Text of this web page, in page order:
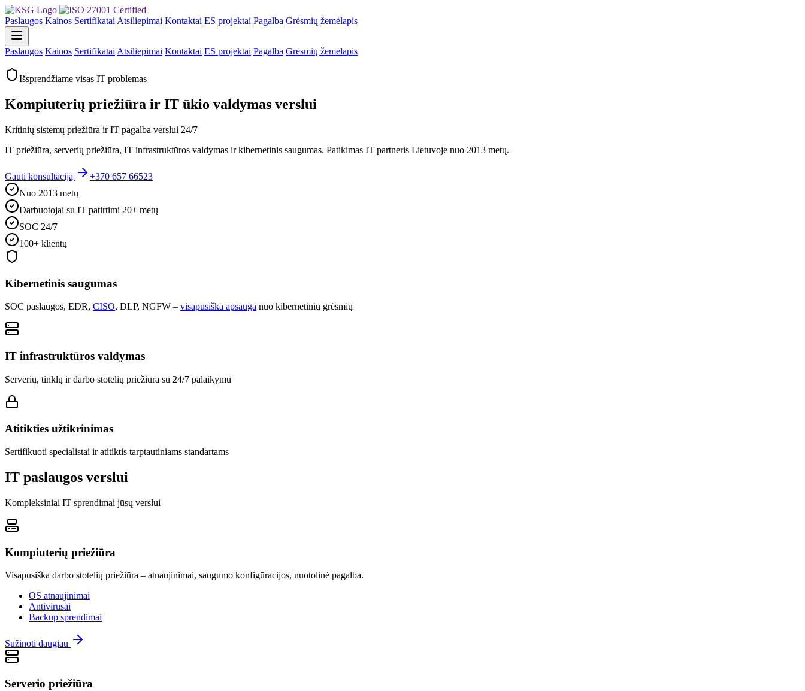
Paslaugos Kainos Sertifikatai Atsiliepimai Kontaktai ES projektai Pagalba Grėsmių žemėlapis
Paslaugos Kainos Sertifikatai Atsiliepimai Kontaktai ES projektai Pagalba Grėsmių žemėlapis
Išsprendžiame visas IT problemas
Kompiuterių priežiūra ir IT ūkio valdymas verslui
Kritinių sistemų priežiūra ir IT pagalba verslui 24/7
IT priežiūra, serverių priežiūra, IT infrastruktūros valdymas ir kibernetinis saugumas. Patikimas IT partneris Lietuvoje nuo 2013 metų.
Gauti konsultaciją
+370 657 66523
Nuo 2013 metų
Darbuotojai su IT patirtimi 20+ metų
SOC 24/7
100+ klientų
Kibernetinis saugumas
SOC paslaugos, EDR, CISO, DLP, NGFW – visapusiška apsauga nuo kibernetinių grėsmių
IT infrastruktūros valdymas
Serverių, tinklų ir darbo stotelių priežiūra su 24/7 palaikymu
Atitikties užtikrinimas
Sertifikuoti specialistai ir atitiktis tarptautiniams standartams
IT paslaugos verslui
Kompleksiniai IT sprendimai jūsų verslui
Kompiuterių priežiūra
Visapusiška darbo stotelių priežiūra – atnaujinimai, saugumo konfigūracijos, nuotolinė pagalba.
OS atnaujinimai
Antivirusai
Backup sprendimai
Sužinoti daugiau
Serverio priežiūra